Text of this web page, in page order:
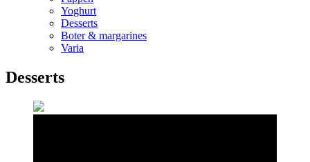
Yoghurt
Desserts
Boter & margarines
Varia
Desserts